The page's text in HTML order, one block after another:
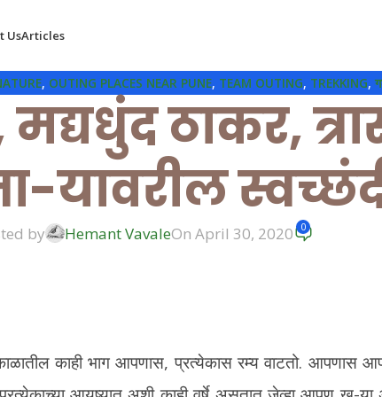
UsArticles
, OUTING PLACES NEAR PUNE, TEAM OUTING, TREKKING,
ठाकर,
यावरील
by Hemant VavaleOn April 30, 2020 0
काही भाग आपणास, प्रत्येकास रम्य वाटतो. आपणास